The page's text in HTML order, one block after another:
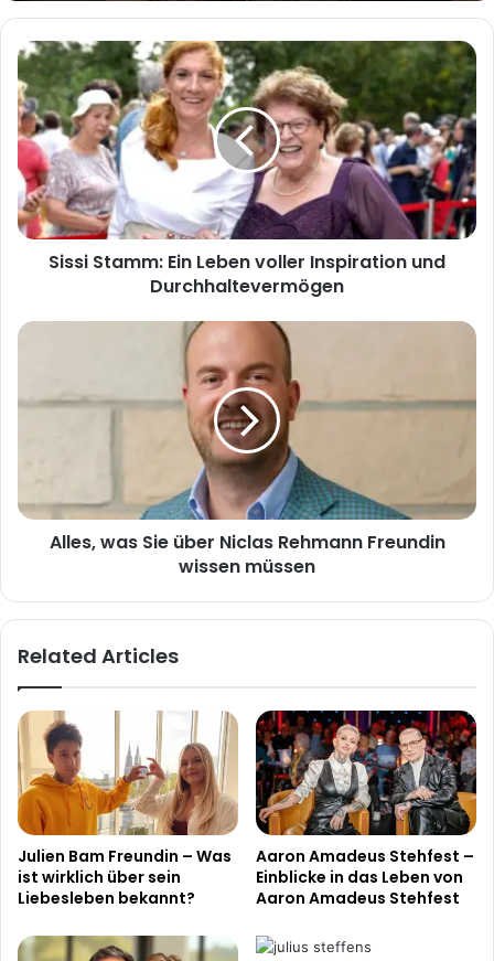
Sissi
Stamm:
Ein
Leben
voller
Inspiration
und
Durchhaltevermögen
Sissi Stamm: Ein Leben voller Inspiration und
Durchhaltevermögen
Alles,
über
müssen
Alles, was Sie über Niclas Rehmann Freundin
wissen müssen
Related Articles
Julien Bam Freundin – Was
ist wirklich über sein
Liebesleben bekannt?
Aaron Amadeus Stehfest –
Einblicke in das Leben von
Aaron Amadeus Stehfest